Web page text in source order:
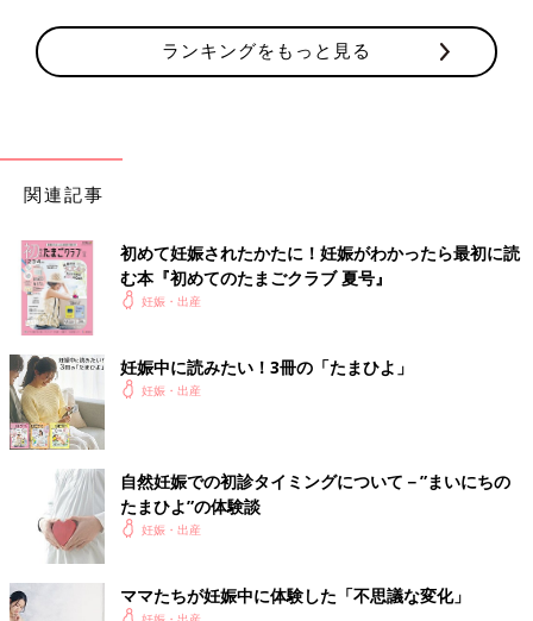
ランキングをもっと見る
関連記事
初めて妊娠されたかたに！妊娠がわかったら最初に読
む本『初めてのたまごクラブ 夏号』
妊娠・出産
妊娠中に読みたい！3冊の「たまひよ」
妊娠・出産
自然妊娠での初診タイミングについて－”まいにちの
たまひよ”の体験談
妊娠・出産
ママたちが妊娠中に体験した「不思議な変化」